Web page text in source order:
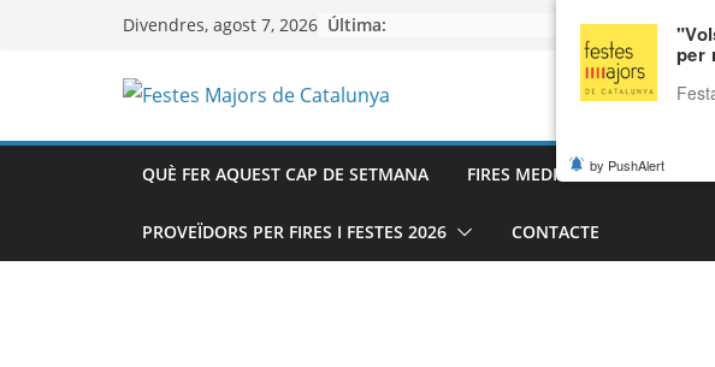
Divendres, agost 7, 2026 Última:
QUÈ FER AQUEST CAP DE SETMANA FIRES MEDIEVALS – AGENDA
PROVEÏDORS PER FIRES I FESTES 2026 CONTACTE
per
by PushAlert